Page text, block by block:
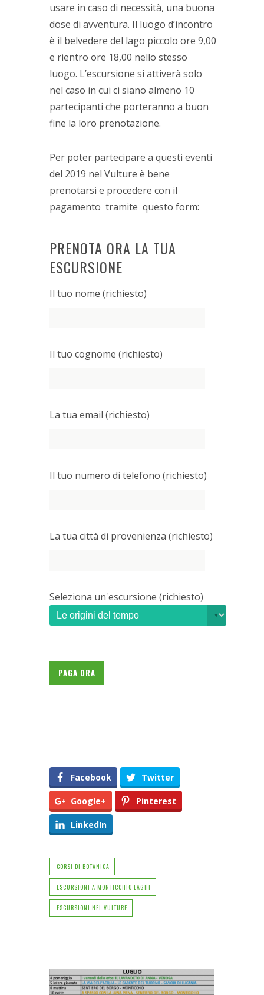
usare in caso di necessità, una buona
dose di avventura. Il luogo d’incontro
è il belvedere del lago piccolo ore 9,00
e rientro ore 18,00 nello stesso
luogo. L’escursione si attiverà solo
nel caso in cui ci siano almeno 10
partecipanti che porteranno a buon
fine la loro prenotazione.
Per poter partecipare a questi eventi
del 2019 nel Vulture è bene
prenotarsi e procedere con il
pagamento tramite questo form:
PRENOTA ORA LA TUA
ESCURSIONE
Il tuo nome (richiesto)
Il tuo cognome (richiesto)
La tua email (richiesto)
Il tuo numero di telefono (richiesto)
La tua città di provenienza (richiesto)
Seleziona un'escursione (richiesto)
Facebook Twitter
Google+ Pinterest
LinkedIn
CORSI DI BOTANICA
ESCURSIONI A MONTICCHIO LAGHI
ESCURSIONI NEL VULTURE